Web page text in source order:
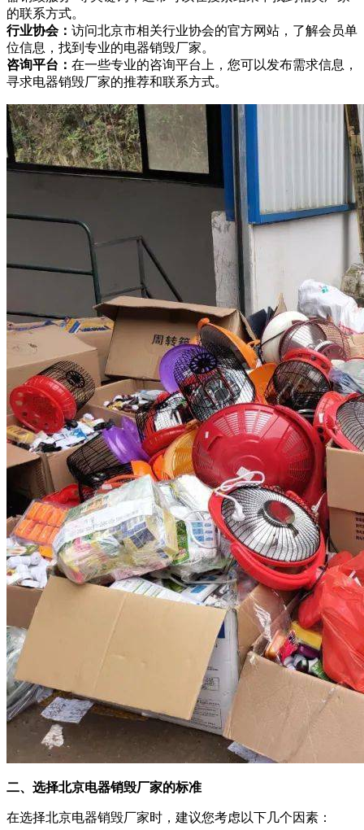
的联系方式。
行业协会： 访问北京市相关行业协会的官方网站，了解会员单
位信息，找到专业的电器销毁厂家。
咨询平台： 在一些专业的咨询平台上，您可以发布需求信息，
寻求电器销毁厂家的推荐和联系方式。
二、选择北京电器销毁厂家的标准
在选择北京电器销毁厂家时，建议您考虑以下几个因素：